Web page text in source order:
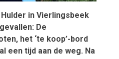
in Vierlingsbeek
De
het ‘te koop’-bord
een tijd aan de weg. Na